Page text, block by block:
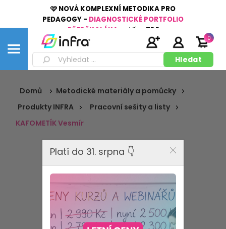
🩷 NOVÁ KOMPLEXNÍ METODIKA PRO
PEDAGOGY - DIAGNOSTICKÉ PORTFOLIO
PŘEDŠKOLÁKA
Více ZDE
0
Domů
Metodické materiály a pomůcky
Produkty INFRA
Pracovní sešity a listy
KAFOMETÍK Vesmír
Platí do 31. srpna 👇